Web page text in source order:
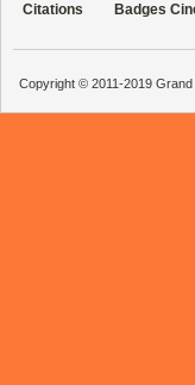
Citations Badges
Copyright © 2011-2019